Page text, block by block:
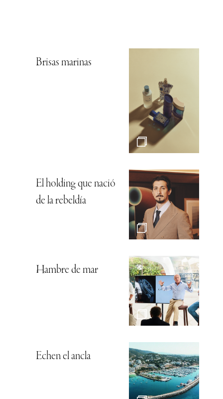
Brisas marinas
El holding que nació
de la rebeldía
Hambre de mar
Echen el ancla